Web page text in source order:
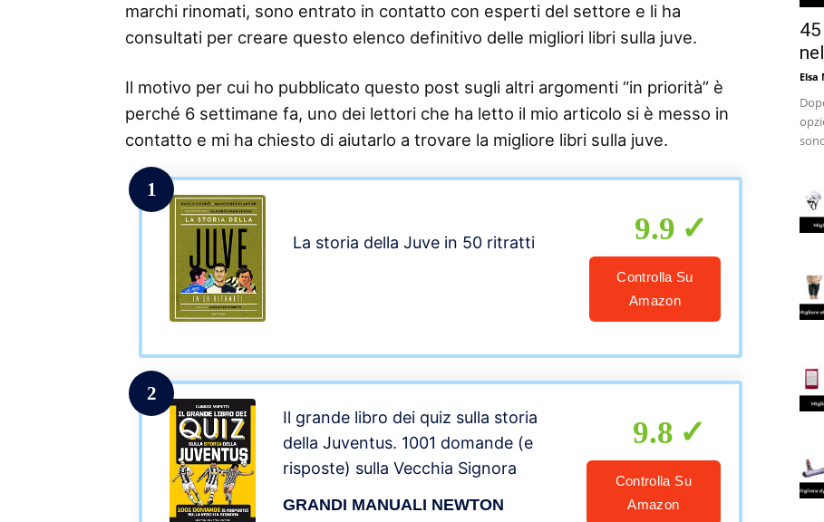
marchi rinomati, sono entrato in contatto con esperti del settore e li ha
consultati per creare questo elenco definitivo delle migliori libri sulla juve.
Il motivo per cui ho pubblicato questo post sugli altri argomenti “in priorità” è
perché 6 settimane fa, uno dei lettori che ha letto il mio articolo si è messo in
contatto e mi ha chiesto di aiutarlo a trovare la migliore libri sulla juve.
1
La storia della Juve in 50 ritratti 9.9
Controlla Su
Amazon
2
Il grande libro dei quiz sulla storia
della Juventus. 1001 domande (e
risposte) sulla Vecchia Signora
GRANDI MANUALI NEWTON
9.8
Controlla Su
Amazon
Elsa